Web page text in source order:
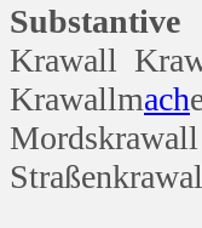
Substantive
Krawall
Krawallmach